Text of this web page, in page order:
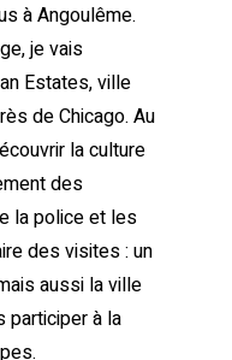
à Angoulême.
je vais
Estates, ville
de Chicago. Au
la culture
des
la police et les
des visites : un
aussi la ville
participer à la